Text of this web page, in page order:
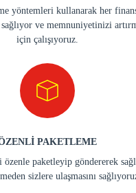
yöntemleri kullanarak her
ve memnuniyetinizi
için çalışıyoruz.
PAKETLEME
paketleyip göndererek
sizlere ulaşmasını